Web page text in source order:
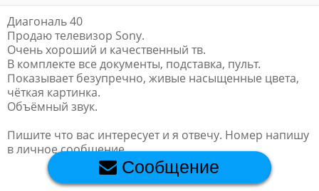
Диагональ 40
Продаю телевизор Sony.
Очень хороший и качественный тв.
В комплекте все документы, подставка, пульт.
Показывает безупречно, живые насыщенные цвета,
чёткая картинка.
Объёмный звук.
Пишите что вас интересует и я отвечу. Номер напишу
в личное сообщение.
Сообщение